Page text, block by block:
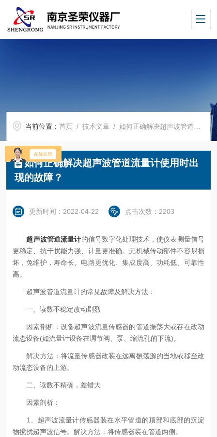
当前位置：首页 /技术文章 / 如何正确解决超声波管道流量计使用时出现的故障？
如何正确解决超声波管道流量计使用时出
现的故障？
更新时间：2022-04-22 点击次数：2203
超声波管道流量计的信号数字化处理技术，使仪表测量信号
更稳定、抗干扰能力强、计量更准确。无机械传动部件不容易损
坏，免维护，寿命长。电路更优化、集成度高、功耗低、可靠性
高。
超声波管道流量计的常见故障及解决方法：
一、读数不稳定改动剧烈
因素剖析：设备超声波流量传感器的管道振荡大或存在改动
流态设备(如流量计设备在调节阀、泵、缩流孔的下流)。
解决方法：将流量传感器改装在远离振荡源的当地或移至改
动流态设备的上游。
二、读数不精确，差错大
因素剖析：
1、超声波流量计传感器装在水平管道的顶部和底部的沉淀
物搅扰超声波信号。解决方法：将传感器装在管道两侧。